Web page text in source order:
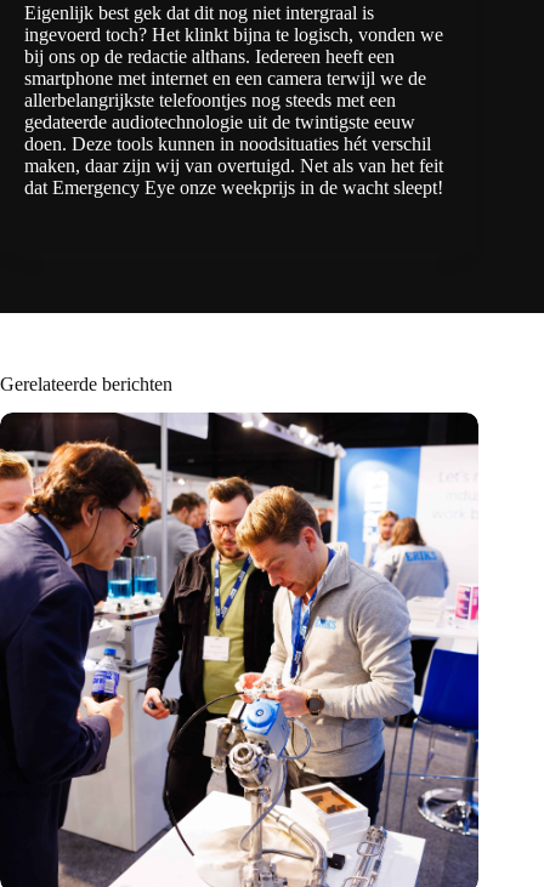
Eigenlijk best gek dat dit nog niet intergraal is
ingevoerd toch? Het klinkt bijna te logisch, vonden we
bij ons op de redactie althans. Iedereen heeft een
smartphone met internet en een camera terwijl we de
allerbelangrijkste telefoontjes nog steeds met een
gedateerde audiotechnologie uit de twintigste eeuw
doen. Deze tools kunnen in noodsituaties hét verschil
maken, daar zijn wij van overtuigd. Net als van het feit
dat Emergency Eye onze weekprijs in de wacht sleept!
Gerelateerde berichten